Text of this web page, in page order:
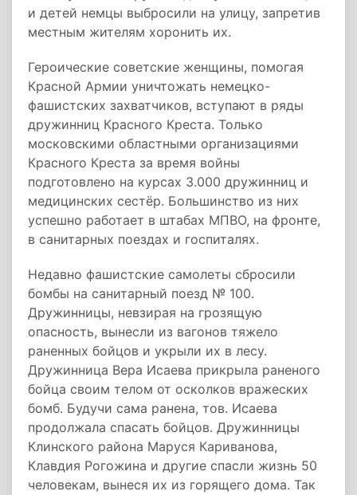
и детей немцы выбросили на улицу, запретив
местным жителям хоронить их.
Героические советские женщины, помогая
Красной Армии уничтожать немецко-
фашистских захватчиков, вступают в ряды
дружинниц Красного Креста. Только
московскими областными организациями
Красного Креста за время войны
подготовлено на курсах 3.000 дружинниц и
медицинских сестёр. Большинство из них
успешно работает в штабах МПВО, на фронте,
в санитарных поездах и госпиталях.
Недавно фашистские самолеты сбросили
бомбы на санитарный поезд № 100.
Дружинницы, невзирая на грозящую
опасность, вынесли из вагонов тяжело
раненных бойцов и укрыли их в лесу.
Дружинница Вера Исаева прикрыла раненого
бойца своим телом от осколков вражеских
бомб. Будучи сама ранена, тов. Исаева
продолжала спасать бойцов. Дружинницы
Клинского района Маруся Кариванова,
Клавдия Рогожина и другие спасли жизнь 50
человекам, вынеся их из горящего дома. Так